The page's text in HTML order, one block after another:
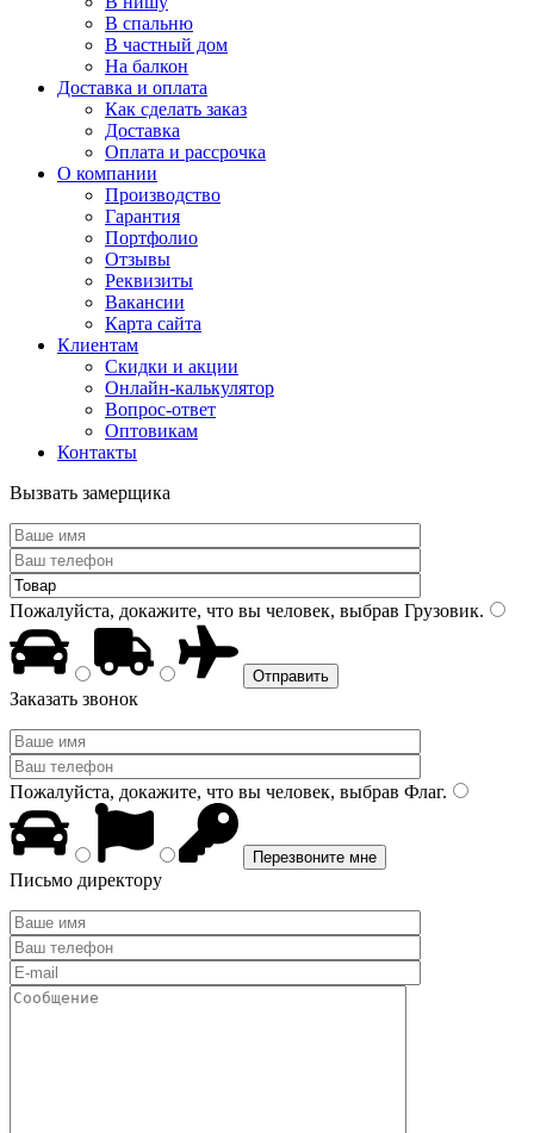
В спальню
В частный дом
На балкон
Доставка и оплата
Как сделать заказ
Доставка
Оплата и рассрочка
О компании
Производство
Гарантия
Портфолио
Отзывы
Реквизиты
Вакансии
Карта сайта
Клиентам
Скидки и акции
Онлайн-калькулятор
Вопрос-ответ
Оптовикам
Контакты
Вызвать замерщика
Пожалуйста, докажите, что вы человек, выбрав Грузовик.
Заказать звонок
Пожалуйста, докажите, что вы человек, выбрав Флаг.
Письмо директору